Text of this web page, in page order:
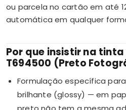
ou parcela no cartão em até
automática em qualquer
Por que insistir na
T694500 (Preto
Formulação específica
brilhante (glossy) — em